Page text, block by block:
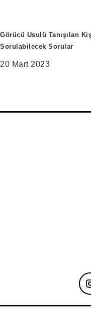
Görücü Usulü Tanışılan
Sorulabilecek Sorular
20 Mart 2023